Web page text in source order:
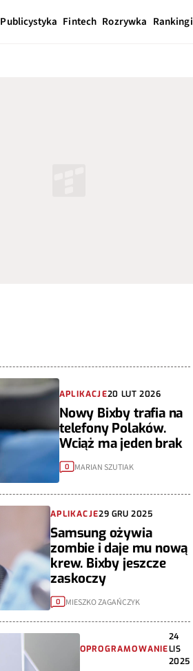
Publicystyka Fintech Rozrywka Rankingi
APLIKACJE20 LUT 2026
Nowy Bixby trafia na
telefony Polaków.
Wciąż ma jeden brak
0 MARIAN SZUTIAK
APLIKACJE29 GRU 2025
Samsung ożywia
zombie i daje mu nową
krew. Bixby jeszcze
zaskoczy
0 MIESZKO ZAGAŃCZYK
OPROGRAMOWANIE
24
LIS
2025